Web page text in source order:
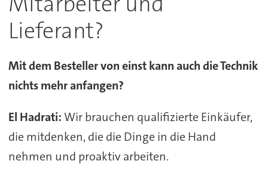
Lieferant?
Mit dem Besteller von einst kann auch die Technik
nichts mehr anfangen?
El Hadrati:Wir brauchen qualifizierte Einkäufer,
die mitdenken, die die Dinge in die Hand
nehmen und proaktiv arbeiten.